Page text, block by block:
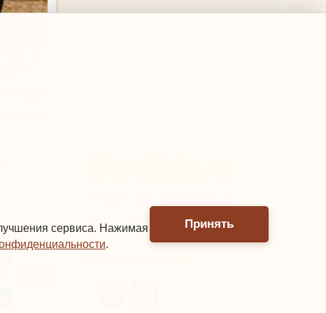
Тел.+7 (499) 390-60-27
сервиса. Нажимая
.
Принять